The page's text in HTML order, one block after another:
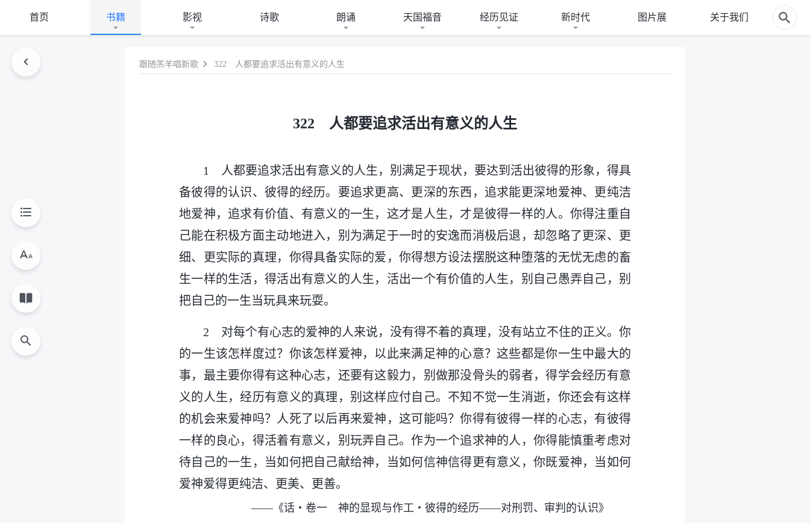
首页 书籍 影视 诗歌 朗诵 天国福音 经历见证 新时代 图片展 关于我们
跟随羔羊唱新歌 322 人都要追求活出有意义的人生
322 人都要追求活出有意义的人生
1 人都要追求活出有意义的人生，别满足于现状，要达到活出彼得的形象，得具
备彼得的认识、彼得的经历。要追求更高、更深的东西，追求能更深地爱神、更纯洁
地爱神，追求有价值、有意义的一生，这才是人生，才是彼得一样的人。你得注重自
己能在积极方面主动地进入，别为满足于一时的安逸而消极后退，却忽略了更深、更
细、更实际的真理，你得具备实际的爱，你得想方设法摆脱这种堕落的无忧无虑的畜
生一样的生活，得活出有意义的人生，活出一个有价值的人生，别自己愚弄自己，别
把自己的一生当玩具来玩耍。
2 对每个有心志的爱神的人来说，没有得不着的真理，没有站立不住的正义。你
的一生该怎样度过？你该怎样爱神，以此来满足神的心意？这些都是你一生中最大的
事，最主要你得有这种心志，还要有这毅力，别做那没骨头的弱者，得学会经历有意
义的人生，经历有意义的真理，别这样应付自己。不知不觉一生消逝，你还会有这样
的机会来爱神吗？人死了以后再来爱神，这可能吗？你得有彼得一样的心志，有彼得
一样的良心，得活着有意义，别玩弄自己。作为一个追求神的人，你得能慎重考虑对
待自己的一生，当如何把自己献给神，当如何信神信得更有意义，你既爱神，当如何
爱神爱得更纯洁、更美、更善。
——《话・卷一 神的显现与作工・彼得的经历——对刑罚、审判的认识》